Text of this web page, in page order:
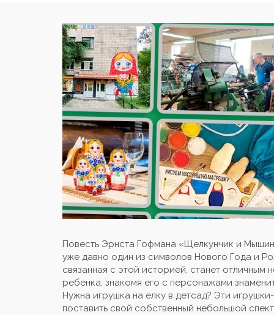
Повесть Эрнста Гофмана «Щелкунчик и
уже давно один из символов Нового Года и
связанная с этой историей, станет
ребенка, знакомя его с персонажами
Нужна игрушка на елку в детсад? Эти
поставить свой собственный небольшой